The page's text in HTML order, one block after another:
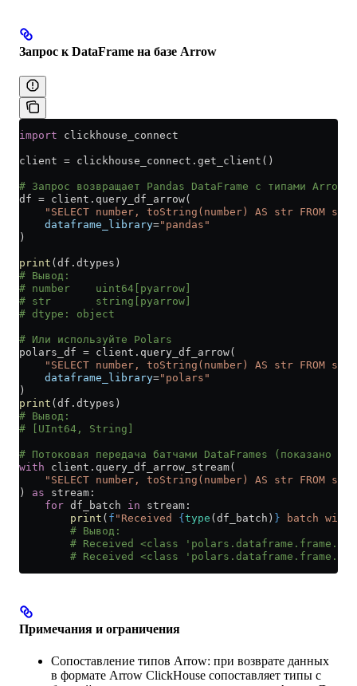
Запрос к DataFrame на базе Arrow
import clickhouse_connect
client = clickhouse_connect.get_client()
# Запрос возвращает Pandas DataFrame с типами Arrow
df = client.query_df_arrow(
"SELECT number, toString(number) AS str FROM
    dataframe_library
="pandas"
)
print (df.dtypes)
# Вывод:
# number    uint64[pyarrow]
# str       string[pyarrow]
# dtype: object
# Или используйте Polars
polars_df = client.query_df_arrow(
"SELECT number, toString(number) AS str FROM
    dataframe_library
="polars"
)
print (df.dtypes)
# Вывод:
# [UInt64, String]
# Потоковая передача батчами DataFrames (показано
with client.query_df_arrow_stream(
"SELECT number, toString(number) AS str FROM
) as stream:
    for
df_batch in stream:
        print
( f "Received { type (df_batch) } batch with
        # Вывод:
# Received <class
# Received <class
Примечания и ограничения
Сопоставление типов Arrow: при возврате данных
в формате Arrow ClickHouse сопоставляет типы с